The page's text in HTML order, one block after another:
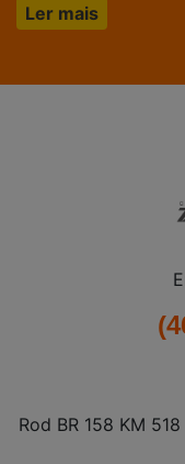
Ler mais
Rod BR 158 KM